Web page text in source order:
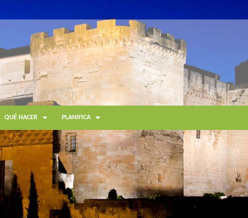
QUÉ HACER PLANIFICA